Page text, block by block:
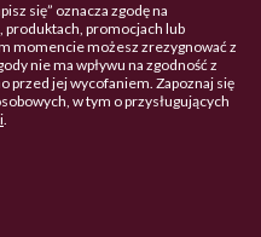
się” oznacza zgodę na
produktach, promocjach lub
momencie możesz zrezygnować z
nie ma wpływu na zgodność z
przed jej wycofaniem. Zapoznaj się
w tym o przysługujących
.